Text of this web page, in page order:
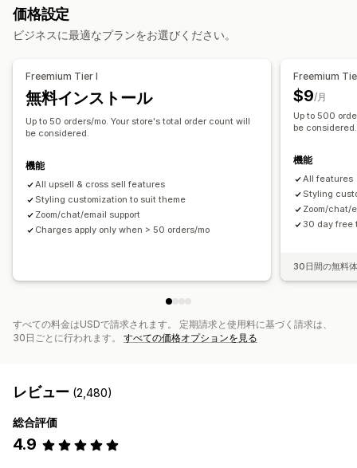
カスタムCSS
商品アドオン
おすすめ商品
バンドル
AIによるおすすめ
定期購入のアップグレード
分析
おすすめ情報のパフォーマンス
よく合わせて買われている商品
無料配送
一括価格設定
価格設定
ビジネスに最適なプランをお選びください。
Freemium Tier I
無料インストール
Up to 50 orders/mo. Your store's total order count will
be considered.
機能
All upsell & cross sell features
Styling customization to suit theme
Zoom/chat/email support
Charges apply only when > 50 orders/mo
Freemium
$9/月
Up to 500
be considered.
機能
All features
Styling
Zoom/chat/
30 day free
30日間の無料
すべての料金はUSDで請求されます。 定期請求と使用料に基づく請求は、
30日ごとに行われます。 すべての価格オプションを見る
レビュー (2,480)
総合評価
4.9